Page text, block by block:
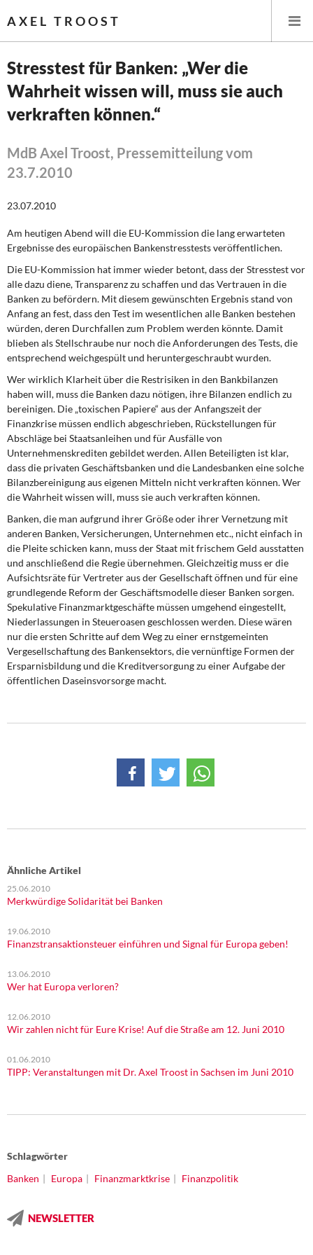
AXEL TROOST
Startseite
Leitlinien linker Wirtschafts- und Finanzpolitik
Eurokrise und Griechenland
DIE LINKE
Weitere Themen
Memo-Gruppe
Institut Solidarische Moderne
Rosa-Luxemburg-Stiftung
Über mich
Kontakt
Stresstest für Banken: „Wer die
Wahrheit wissen will, muss sie auch
verkraften können.“
MdB Axel Troost, Pressemitteilung vom
23.7.2010
23.07.2010
Am heutigen Abend will die EU-Kommission die lang erwarteten
Ergebnisse des europäischen Bankenstresstests veröffentlichen.
Die EU-Kommission hat immer wieder betont, dass der Stresstest vor
alle dazu diene, Transparenz zu schaffen und das Vertrauen in die
Banken zu befördern. Mit diesem gewünschten Ergebnis stand von
Anfang an fest, dass den Test im wesentlichen alle Banken bestehen
würden, deren Durchfallen zum Problem werden könnte. Damit
blieben als Stellschraube nur noch die Anforderungen des Tests, die
entsprechend weichgespült und heruntergeschraubt wurden.
Wer wirklich Klarheit über die Restrisiken in den Bankbilanzen
haben will, muss die Banken dazu nötigen, ihre Bilanzen endlich zu
bereinigen. Die „toxischen Papiere“ aus der Anfangszeit der
Finanzkrise müssen endlich abgeschrieben, Rückstellungen für
Abschläge bei Staatsanleihen und für Ausfälle von
Unternehmenskrediten gebildet werden. Allen Beteiligten ist klar,
dass die privaten Geschäftsbanken und die Landesbanken eine solche
Bilanzbereinigung aus eigenen Mitteln nicht verkraften können. Wer
die Wahrheit wissen will, muss sie auch verkraften können.
Banken, die man aufgrund ihrer Größe oder ihrer Vernetzung mit
anderen Banken, Versicherungen, Unternehmen etc., nicht einfach in
die Pleite schicken kann, muss der Staat mit frischem Geld ausstatten
und anschließend die Regie übernehmen. Gleichzeitig muss er die
Aufsichtsräte für Vertreter aus der Gesellschaft öffnen und für eine
grundlegende Reform der Geschäftsmodelle dieser Banken sorgen.
Spekulative Finanzmarktgeschäfte müssen umgehend eingestellt,
Niederlassungen in Steueroasen geschlossen werden. Diese wären
nur die ersten Schritte auf dem Weg zu einer ernstgemeinten
Vergesellschaftung des Bankensektors, die vernünftige Formen der
Ersparnisbildung und die Kreditversorgung zu einer Aufgabe der
öffentlichen Daseinsvorsorge macht.
Ähnliche Artikel
25.06.2010
Merkwürdige Solidarität bei Banken
19.06.2010
Finanzstransaktionsteuer einführen und Signal für Europa geben!
13.06.2010
Wer hat Europa verloren?
12.06.2010
Wir zahlen nicht für Eure Krise! Auf die Straße am 12. Juni 2010
01.06.2010
TIPP: Veranstaltungen mit Dr. Axel Troost in Sachsen im Juni 2010
Schlagwörter
Banken
Europa Finanzmarktkrise Finanzpolitik
NEWSLETTER